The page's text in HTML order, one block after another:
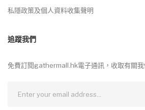
私隱政策及個人資料收集聲明
追蹤我們
免費訂閱gathermall.hk電子通訊，收取有關我